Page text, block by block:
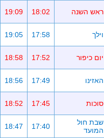
ראש השנה 18:02
19:09
וילך 17:58
19:05
יום כיפור 17:52
18:58
האזינו 17:49
18:56
סוכות 17:45
18:52
שבת חול
המועד
17:40
18:47